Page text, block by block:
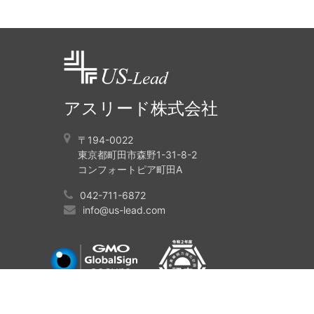
アスリード株式会社
〒194-0022
東京都町田市森野1-31-8-2
コンフォートピア町田A
042-711-6872
info@us-lead.com